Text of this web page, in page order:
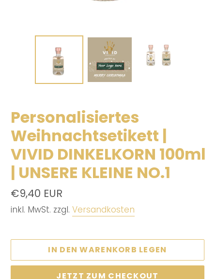
Personalisiertes
Weihnachtsetikett |
VIVID DINKELKORN 100ml
| UNSERE KLEINE NO.1
Normaler
Preis
€9,40 EUR
inkl. MwSt. zzgl. Versandkosten
IN DEN WARENKORB LEGEN
JETZT ZUM CHECKOUT